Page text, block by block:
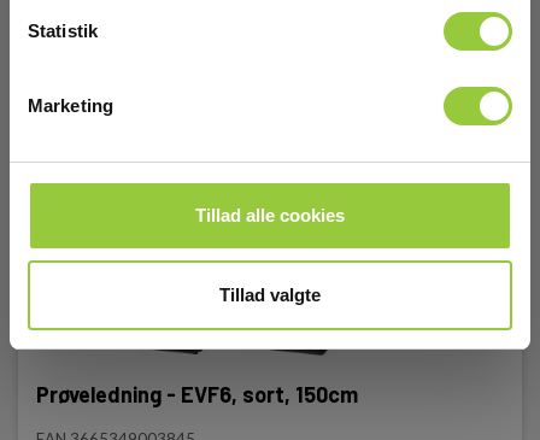
Statistik
Marketing
Tillad alle cookies
Tillad valgte
Prøveledning - EVF6, sort, 150cm